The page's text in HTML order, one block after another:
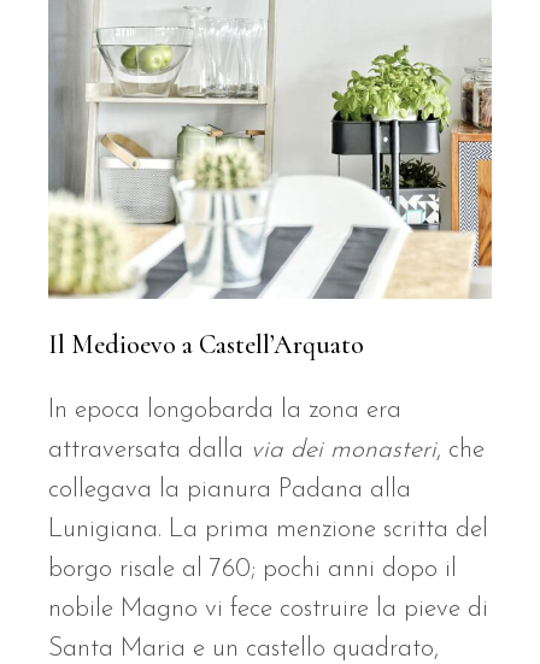
Il Medioevo a Castell’Arquato
In epoca longobarda la zona era
attraversata dalla via dei monasteri, che
collegava la pianura Padana alla
Lunigiana. La prima menzione scritta del
borgo risale al 760; pochi anni dopo il
nobile Magno vi fece costruire la pieve di
Santa Maria e un castello quadrato,